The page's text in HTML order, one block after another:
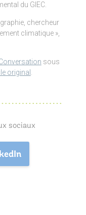
du GIEC.
chercheur
climatique »,
sous
original .
sociaux